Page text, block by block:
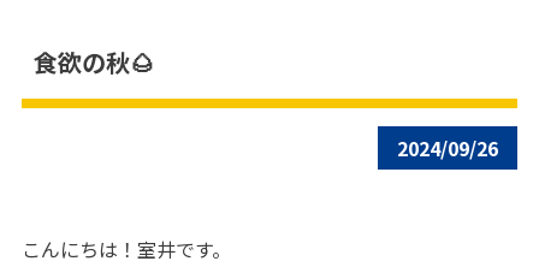
食欲の秋🌰
2024/09/26
こんにちは！室井です。